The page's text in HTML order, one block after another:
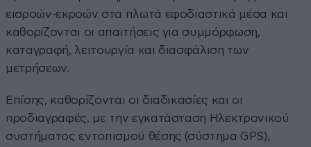
εισροών-εκροών στα πλωτά εφοδιαστικά μέσα και
καθορίζονται οι απαιτήσεις για συμμόρφωση,
καταγραφή, λειτουργία και διασφάλιση των
μετρήσεων.
Επίσης, καθορίζονται οι διαδικασίες και οι
προδιαγραφές, με την εγκατάσταση Ηλεκτρονικού
συστήματος εντοπισμού θέσης (σύστημα GPS),